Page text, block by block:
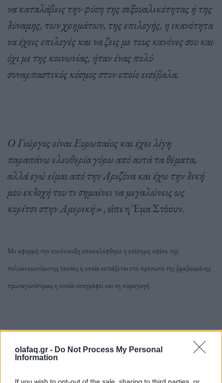
olafaq.gr - Do Not Process My Personal
Information
If you wish to opt-out of the sale, sharing to third parties, or
να καταλάβεις την φύση της σεξουαλικότητας ή της
δύναμης, των χρημάτων, της επιλογής, η ικανότητα
να έχεις επιλογές και να ζεις με τους κανόνες σου και
όχι με της κοινωνίας, ήταν ένας πολύ
συναρπαστικός κόσμος στον οποίο εισέβαλα.
Ο Γιώργος είναι Ευρωπαίος και έχει λίγη
παραπάνω ελευθερία γύρω από αυτά τα θέματα,
αλλά εγώ είμαι από την Αριζόνα και έχω την δική
μου εκδοχή του τι σημαίνει να μεγαλώνεις ως
κορίτσι στην Αμερική», είπε η Έμα Στόουν.
Με αφορμή την συνέντευξη αποκαλύφθηκε η επίσημη αφίσα της
πολυαναμενόμενης ταινίας η οποία εστιάζεται στο πρόσωπο της βραβευμένης
πρωταγωνίστριας η οποία υπογράφει και τη παραγωγή.